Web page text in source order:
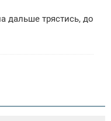
дальше трястись, до